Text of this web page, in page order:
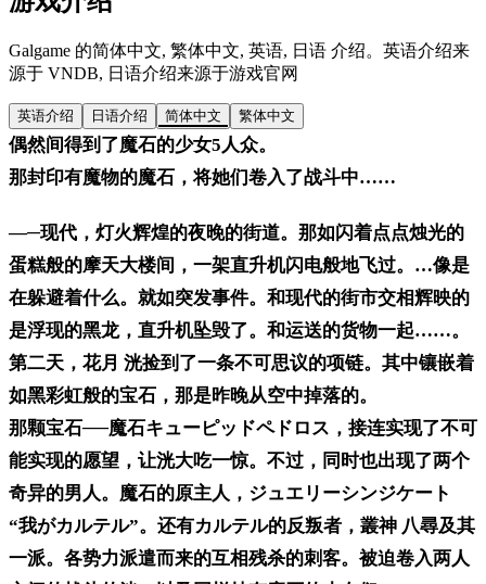
Galgame 的简体中文, 繁体中文, 英语, 日语 介绍。英语介绍来
源于 VNDB, 日语介绍来源于游戏官网
英语介绍 日语介绍 简体中文 繁体中文
偶然间得到了魔石的少女5人众。
那封印有魔物的魔石，将她们卷入了战斗中……
―─现代，灯火辉煌的夜晚的街道。那如闪着点点烛光的
蛋糕般的摩天大楼间，一架直升机闪电般地飞过。…像是
在躲避着什么。就如突发事件。和现代的街市交相辉映的
是浮现的黑龙，直升机坠毁了。和运送的货物一起……。
第二天，花月 洸捡到了一条不可思议的项链。其中镶嵌着
如黑彩虹般的宝石，那是昨晚从空中掉落的。
那颗宝石──魔石キューピッドペドロス，接连实现了不可
能实现的愿望，让洸大吃一惊。不过，同时也出现了两个
奇异的男人。魔石的原主人，ジュエリーシンジケート
“我がカルテル”。还有カルテル的反叛者，叢神 八尋及其
一派。各势力派遣而来的互相残杀的刺客。被迫卷入两人